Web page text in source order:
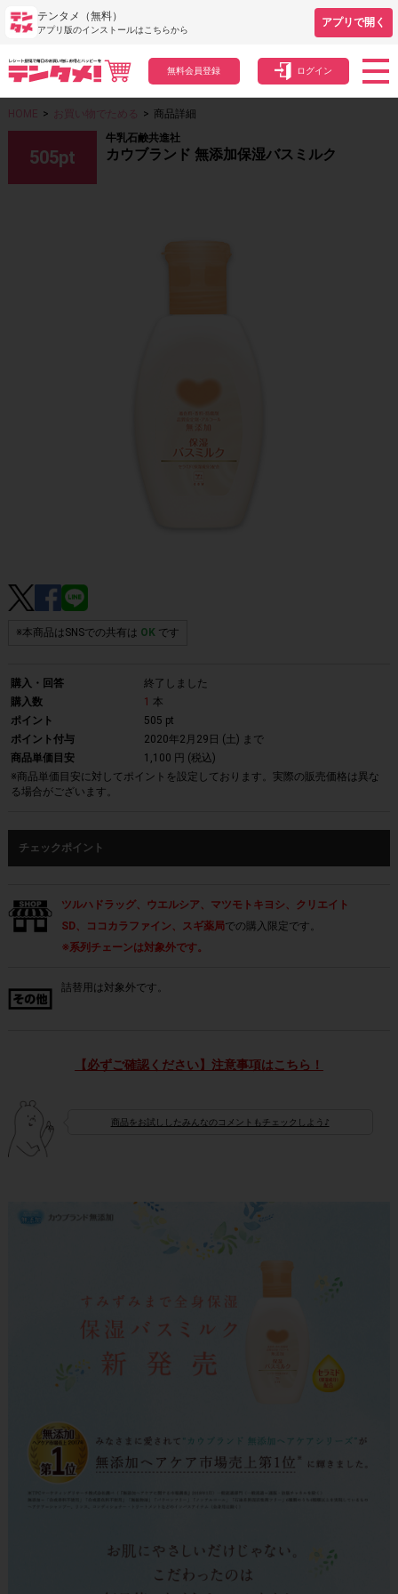
テンタメ（無料）
アプリ版のインストールはこちらから
アプリで開く
無料会員登録 ログイン
HOME > お買い物でためる > 商品詳細
505pt
牛乳石鹸共進社
カウブランド 無添加保湿バスミルク
※本商品はSNSでの共有は OKです
購入・回答
終了しました
購入数
1 本
ポイント
505 pt
ポイント付与
2020年2月29日 (土) まで
商品単価目安
1,100 円 (税込)
※商品単価目安に対してポイントを設定しております。実際の販売価格は異な
る場合がございます。
チェックポイント
ツルハドラッグ、ウエルシア、マツモトキヨシ、クリエイト
SD、ココカラファイン、スギ薬局での購入限定です。
※系列チェーンは対象外です。
詰替用は対象外です。
【必ずご確認ください】注意事項はこちら！
商品をお試ししたみんなのコメントもチェックしよう♪